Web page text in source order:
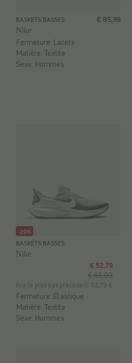
BASKETS BASSES
Nike
€ 85,99
Fermeture: Lacets
Matière: Textile
Sexe: Hommes
-20%
BASKETS BASSES
Nike
Prix le plus bas précédent: 52,79 €
€ 65,99
€ 52,79
Fermeture: Élastique
Matière: Textile
Sexe: Hommes